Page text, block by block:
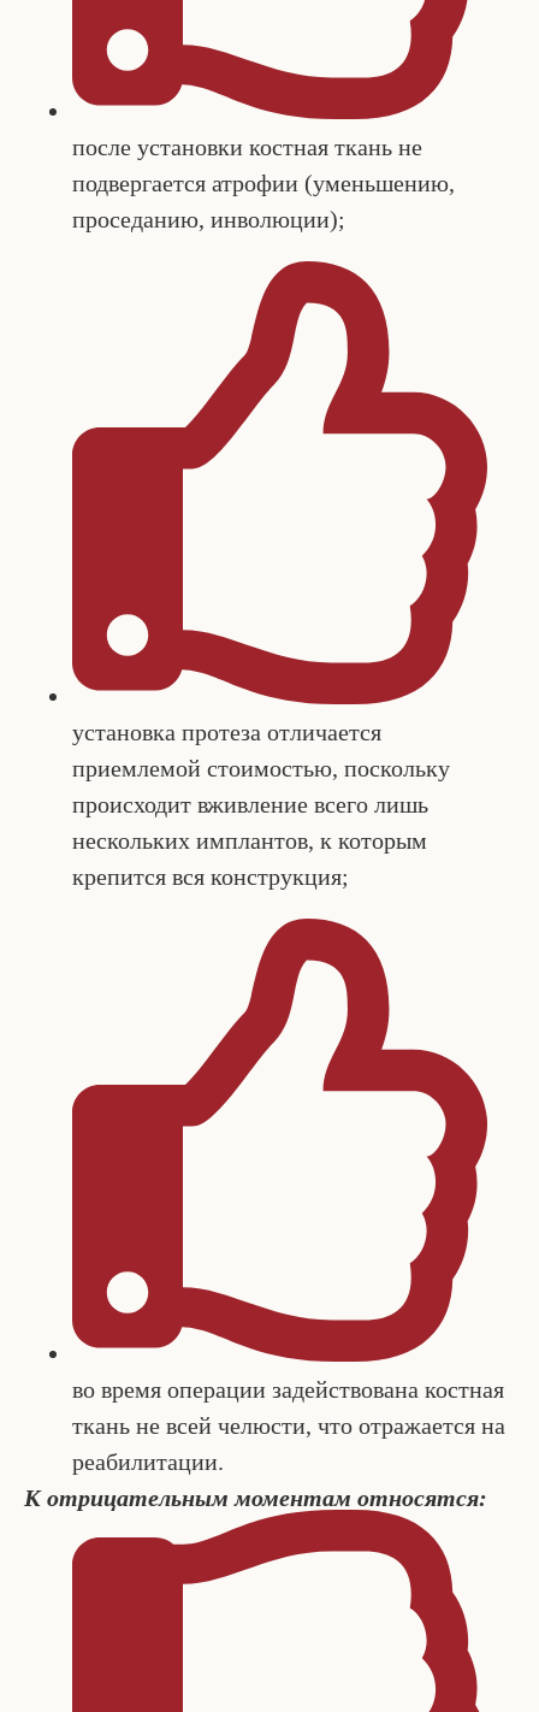
после установки костная ткань не
подвергается атрофии (уменьшению,
проседанию, инволюции);
установка протеза отличается
приемлемой стоимостью, поскольку
происходит вживление всего лишь
нескольких имплантов, к которым
крепится вся конструкция;
во время операции задействована костная
ткань не всей челюсти, что отражается на
реабилитации.
К отрицательным моментам относятся: